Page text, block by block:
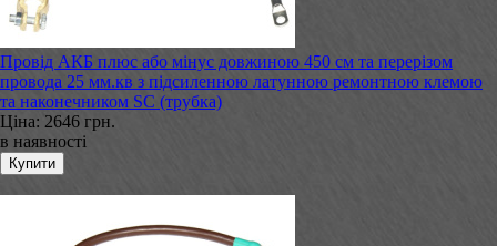
Провід АКБ плюс або мінус довжиною 450 см та перерізом
провода 25 мм.кв з підсиленною латунною ремонтною клемою
та наконечником SC (трубка)
Ціна: 2646 грн.
в наявності